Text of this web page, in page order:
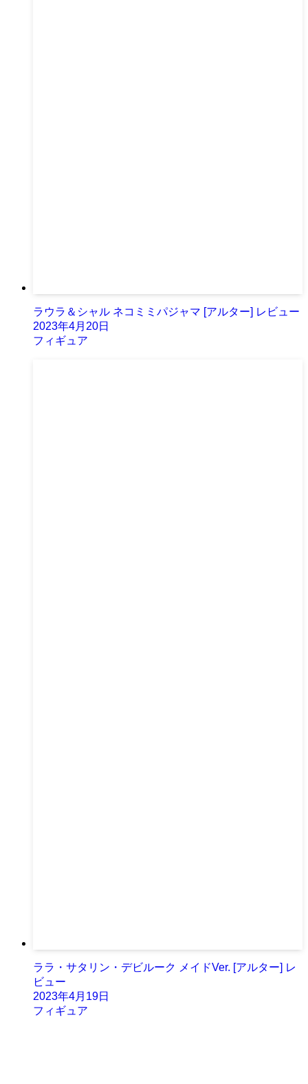
ラウラ＆シャル ネコミミパジャマ [アルター] レビュー
2023年4月20日
フィギュア
ララ・サタリン・デビルーク メイドVer. [アルター] レ
ビュー
2023年4月19日
フィギュア